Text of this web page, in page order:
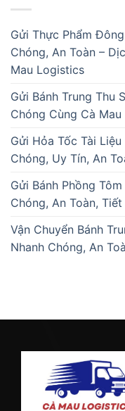
Gửi Thực Phẩm
Chóng, An Toàn –
Mau Logistics
Gửi Bánh Trung Thu
Chóng Cùng Cà
Gửi Hỏa Tốc Tài
Chóng, Uy Tín, An
Gửi Bánh Phồng
Chóng, An Toàn,
Vận Chuyển Bánh
Nhanh Chóng, An